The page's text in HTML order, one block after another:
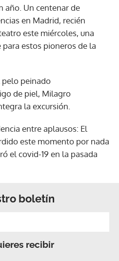
año. Un centenar de
en Madrid, recién
este miércoles, una
estos pioneros de la
pelo peinado
de piel, Milagro
la excursión.
entre aplausos: El
este momento por nada
el covid-19 en la pasada
boletín
recibir